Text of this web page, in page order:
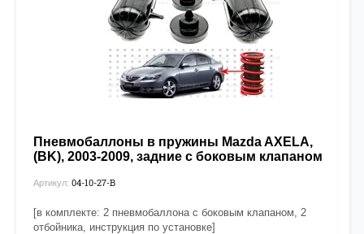
Пневмобаллоны в пружины Mazda AXELA,
(BK), 2003-2009, задние с боковым клапаном
Артикул: 04-10-27-B
[в комплекте: 2 пневмобаллона с боковым клапаном, 2
отбойника, инструкция по установке]